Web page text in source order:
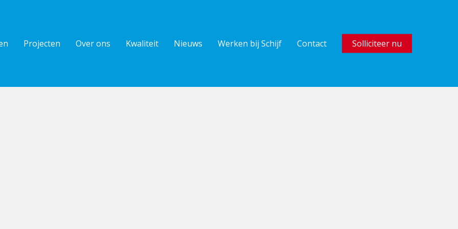
Projecten Over ons Kwaliteit Nieuws Werken bij Schijf Contact Solliciteer nu